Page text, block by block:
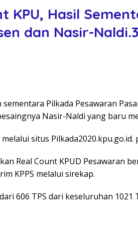
KPU, Hasil
dan Nasir-
Pilkada Pesawaran
Nasir-Naldi yang baru
situs Pilkada2020.kpu.go.id.
Real Count KPUD Pesawaran
KPPS melalui sirekap.
606 TPS dari keseluruhan 1021